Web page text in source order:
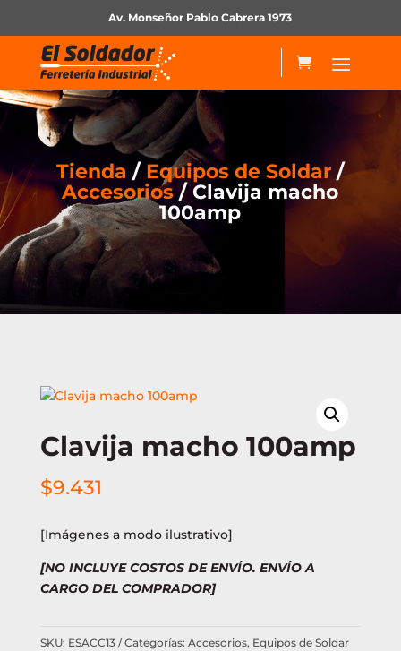
Av. Monseñor Pablo Cabrera 1973
Tienda / Equipos de Soldar/
Accesorios/ Clavija macho
100amp
Clavija macho 100amp
$9.431
[Imágenes a modo ilustrativo]
[NO INCLUYE COSTOS DE ENVÍO. ENVÍO A
CARGO DEL COMPRADOR]
SKU: ESACC13 Categorías: Accesorios, Equipos de Soldar